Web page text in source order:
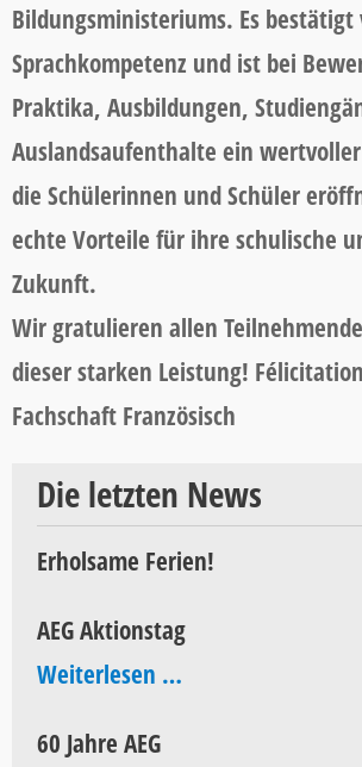
Bildungsministeriums. Es bestätigt
Sprachkompetenz und ist bei
Praktika, Ausbildungen,
Auslandsaufenthalte ein
die Schülerinnen und Schüler
echte Vorteile für ihre schulische
Zukunft.
Wir gratulieren allen
dieser starken Leistung!
Fachschaft Französisch
Die letzten News
Erholsame Ferien!
AEG Aktionstag
Weiterlesen …AEG
60 Jahre AEG